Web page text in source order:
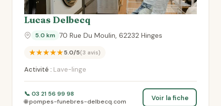
Lucas Delbecq
5.0 km 70 Rue Du Moulin, 62232 Hinges
★★★★★5.0/5(3 avis)
Activité : Lave-linge
📞 03 21 56 99 98
🌐 pompes-funebres-delbecq.com
Voir la fiche